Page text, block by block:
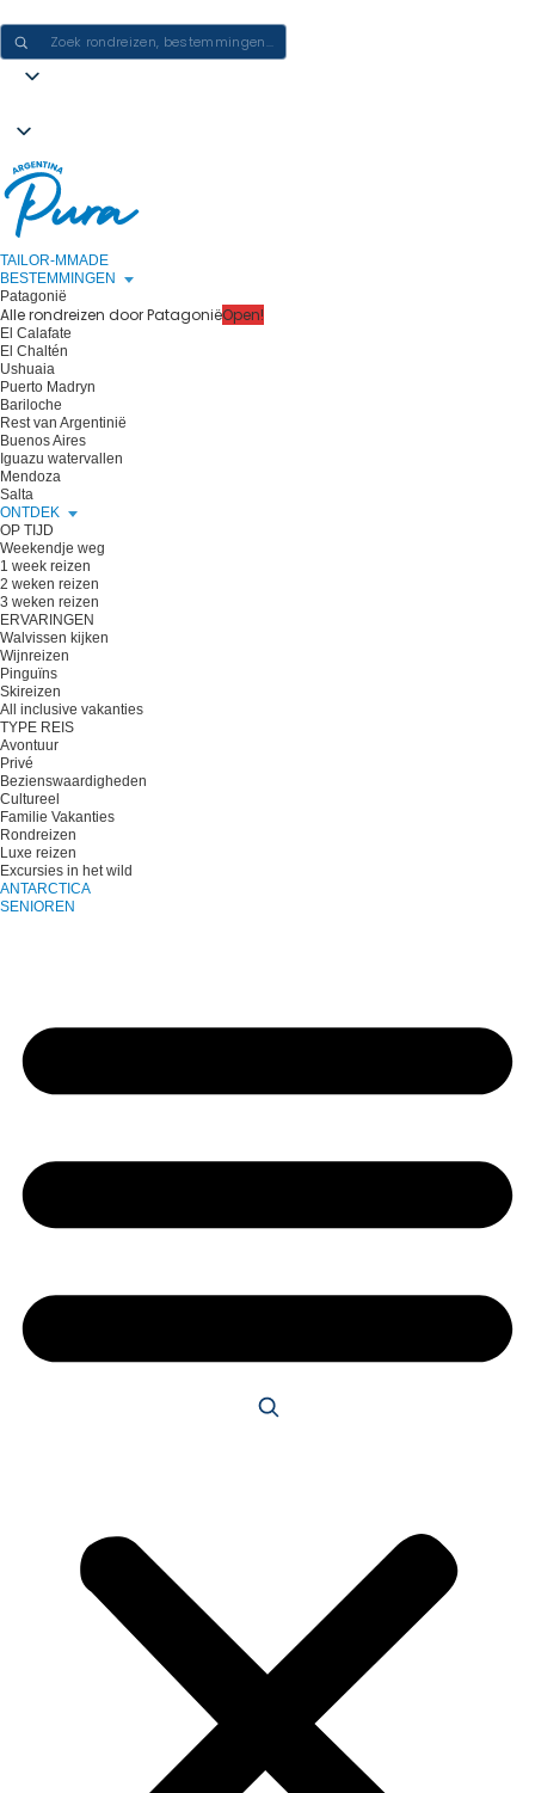
TAILOR-MMADE
BESTEMMINGEN
Patagonië
Alle rondreizen door PatagoniëOpen!
El Calafate
El Chaltén
Ushuaia
Puerto Madryn
Bariloche
Rest van Argentinië
Buenos Aires
Iguazu watervallen
Mendoza
Salta
ONTDEK
OP TIJD
Weekendje weg
1 week reizen
2 weken reizen
3 weken reizen
ERVARINGEN
Walvissen kijken
Wijnreizen
Pinguïns
Skireizen
All inclusive vakanties
TYPE REIS
Avontuur
Privé
Bezienswaardigheden
Cultureel
Familie Vakanties
Rondreizen
Luxe reizen
Excursies in het wild
ANTARCTICA
SENIOREN